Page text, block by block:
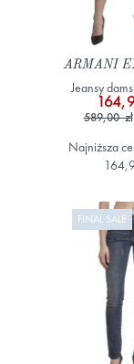
ARMANI
Jeansy
Y15LZ
589,00 zł
Najniższa
FINAL SALE